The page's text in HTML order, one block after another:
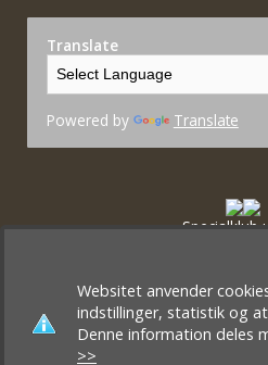
Translate
Powered by Translate
Specialklub
Websitet anvender
indstillinger, statistik og
Denne information deles
>>